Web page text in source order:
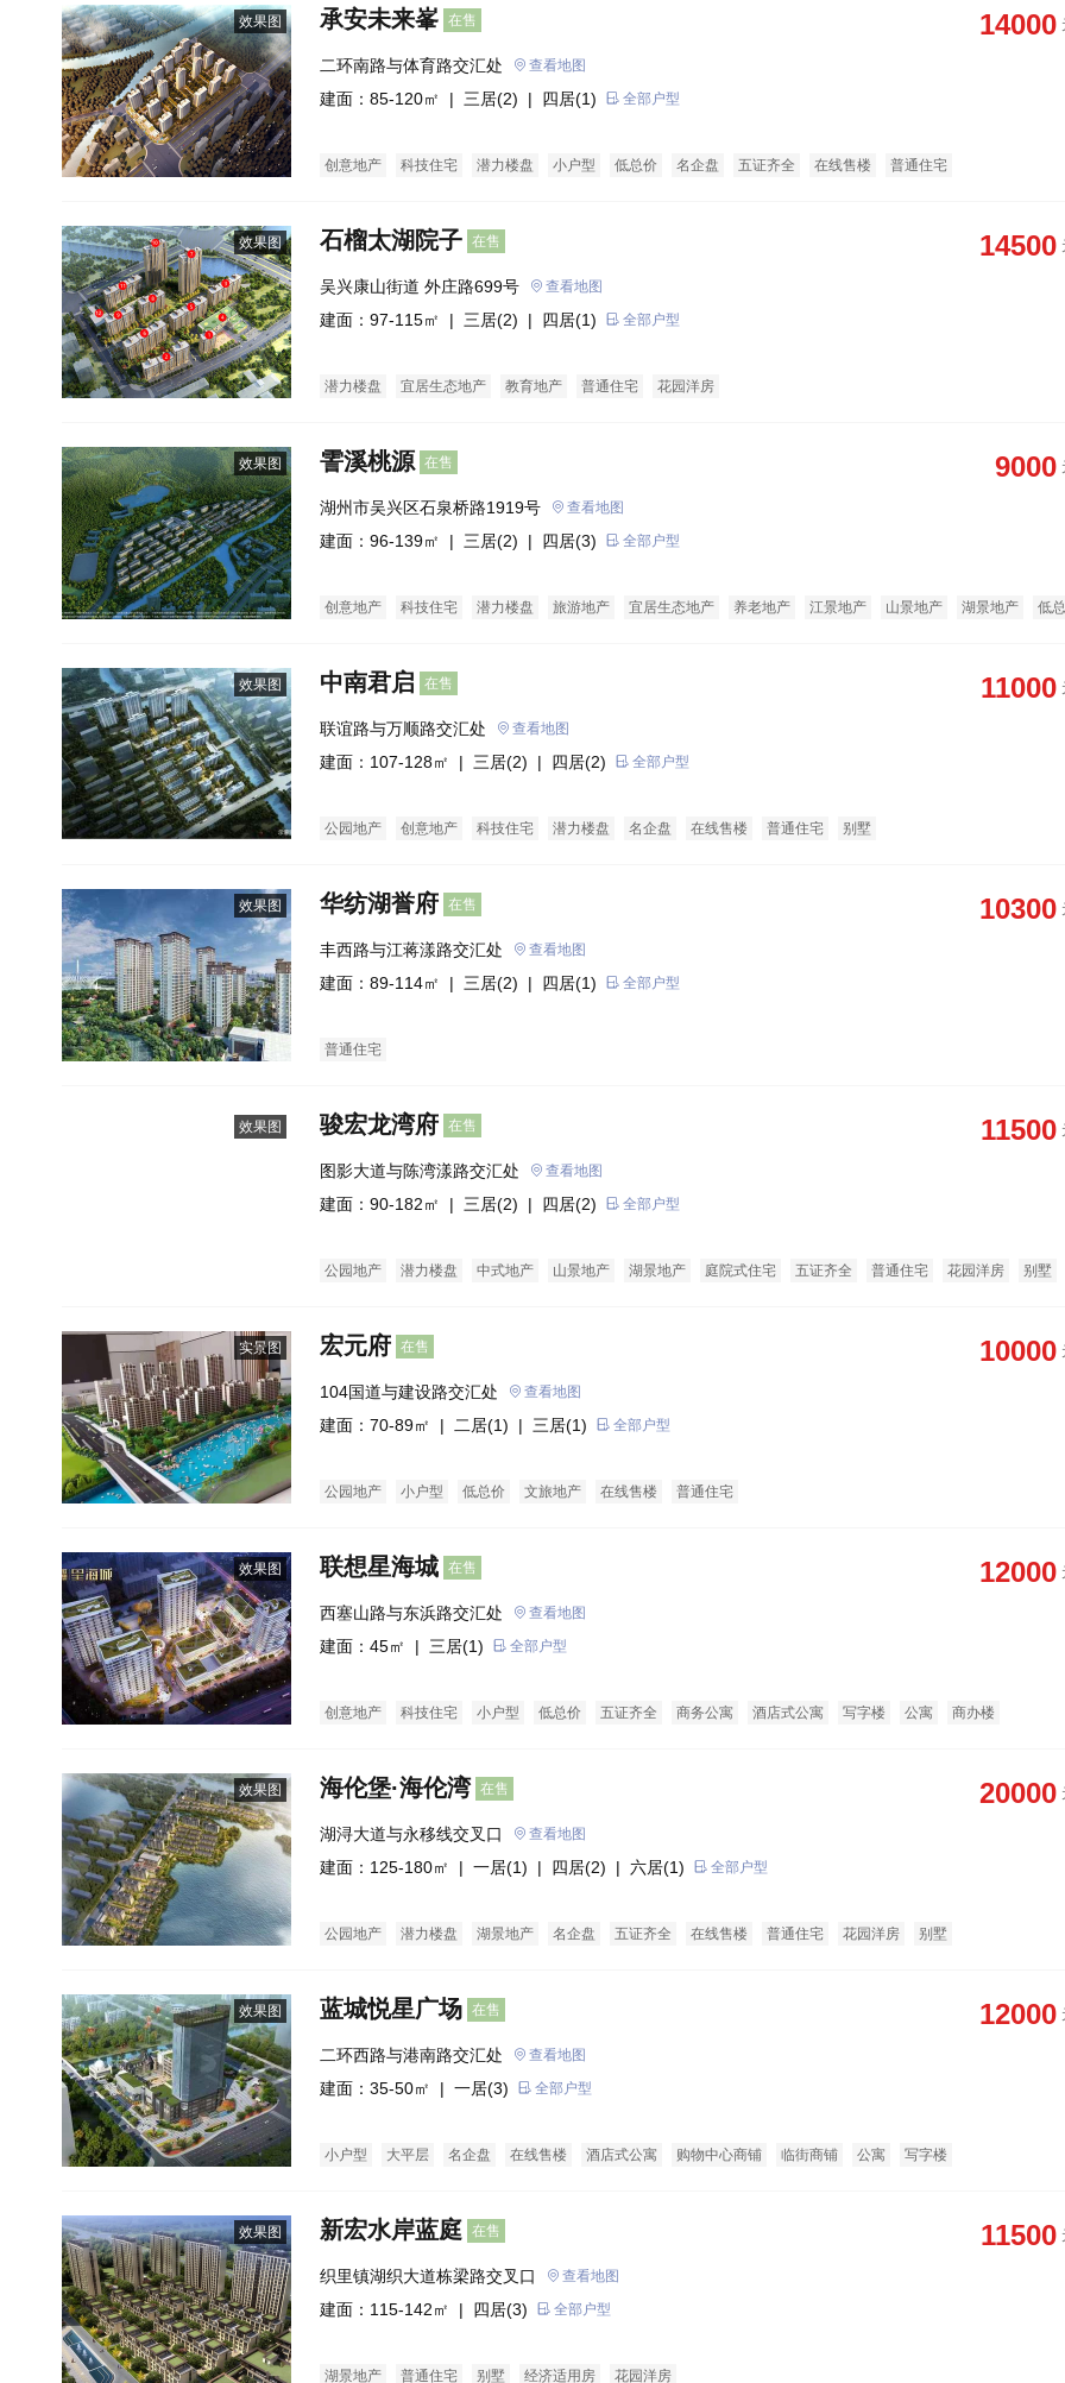
效果图 承安未来峯 在售 14000
二环南路与体育路交汇处 查看地图
建面：85-120㎡ | 三居(2) | 四居(1) 全部户型
创意地产 科技住宅 潜力楼盘 小户型 低总价 名企盘 五证齐全 在线售楼 普通住宅
效果图 石榴太湖院子 在售 14500
吴兴康山街道 外庄路699号 查看地图
建面：97-115㎡ | 三居(2) | 四居(1) 全部户型
潜力楼盘 宜居生态地产 教育地产 普通住宅 花园洋房
效果图 霅溪桃源 在售 9000
湖州市吴兴区石泉桥路1919号 查看地图
建面：96-139㎡ | 三居(2) | 四居(3) 全部户型
创意地产 科技住宅 潜力楼盘 旅游地产 宜居生态地产 养老地产 江景地产 山景地产 湖景地产
低
效果图 中南君启 在售 11000
联谊路与万顺路交汇处 查看地图
建面：107-128㎡ | 三居(2) | 四居(2) 全部户型
公园地产 创意地产 科技住宅 潜力楼盘 名企盘 在线售楼 普通住宅 别墅
效果图 华纺湖誉府 在售 10300
丰西路与江蒋漾路交汇处 查看地图
建面：89-114㎡ | 三居(2) | 四居(1) 全部户型
普通住宅
效果图 骏宏龙湾府 在售 11500
图影大道与陈湾漾路交汇处 查看地图
建面：90-182㎡ | 三居(2) | 四居(2) 全部户型
公园地产 潜力楼盘 中式地产 山景地产 湖景地产 庭院式住宅 五证齐全 普通住宅 花园洋房
别墅
实景图 宏元府 在售 10000
104国道与建设路交汇处 查看地图
建面：70-89㎡ | 二居(1) | 三居(1) 全部户型
公园地产 小户型 低总价 文旅地产 在线售楼 普通住宅
效果图 联想星海城 在售 12000
西塞山路与东浜路交汇处 查看地图
建面：45㎡ | 三居(1) 全部户型
创意地产 科技住宅 小户型 低总价 五证齐全 商务公寓 酒店式公寓 写字楼 公寓 商办楼
效果图 海伦堡·海伦湾 在售 20000
湖浔大道与永移线交叉口 查看地图
建面：125-180㎡ | 一居(1) | 四居(2) | 六居(1) 全部户型
公园地产 潜力楼盘 湖景地产 名企盘 五证齐全 在线售楼 普通住宅 花园洋房 别墅
效果图 蓝城悦星广场 在售 12000
二环西路与港南路交汇处 查看地图
建面：35-50㎡ | 一居(3) 全部户型
小户型 大平层 名企盘 在线售楼 酒店式公寓 购物中心商铺 临街商铺 公寓 写字楼
效果图 新宏水岸蓝庭 在售 11500
织里镇湖织大道栋梁路交叉口 查看地图
建面：115-142㎡ | 四居(3) 全部户型
湖景地产 普通住宅 别墅 经济适用房 花园洋房